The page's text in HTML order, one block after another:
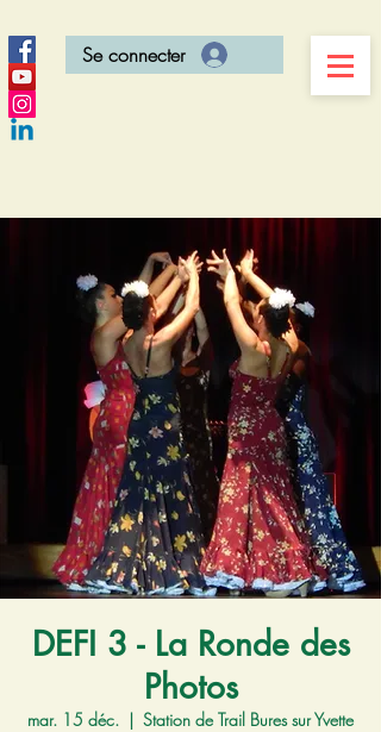
Se connecter
DEFI 3 - La Ronde des
Photos
mar. 15 déc.
  |
Station de Trail Bures sur Yvette